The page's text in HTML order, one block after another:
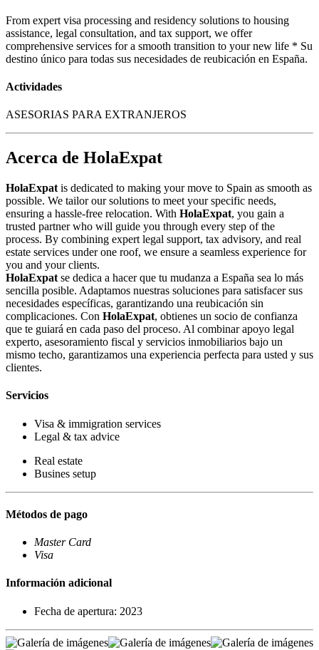
From expert visa processing and residency solutions to housing
assistance, legal consultation, and tax support, we offer
comprehensive services for a smooth transition to your new life * Su
destino único para todas sus necesidades de reubicación en España.
Actividades
ASESORIAS PARA EXTRANJEROS
Acerca de HolaExpat
HolaExpat is dedicated to making your move to Spain as smooth as
possible. We tailor our solutions to meet your specific needs,
ensuring a hassle-free relocation. With HolaExpat, you gain a
trusted partner who will guide you through every step of the
process. By combining expert legal support, tax advisory, and real
estate services under one roof, we ensure a seamless experience for
you and your clients.
HolaExpat se dedica a hacer que tu mudanza a España sea lo más
sencilla posible. Adaptamos nuestras soluciones para satisfacer sus
necesidades específicas, garantizando una reubicación sin
complicaciones. Con HolaExpat, obtienes un socio de confianza
que te guiará en cada paso del proceso. Al combinar apoyo legal
experto, asesoramiento fiscal y servicios inmobiliarios bajo un
mismo techo, garantizamos una experiencia perfecta para usted y sus
clientes.
Servicios
Visa & immigration services
Legal & tax advice
Real estate
Busines setup
Métodos de pago
Master Card
Visa
Información adicional
Fecha de apertura: 2023